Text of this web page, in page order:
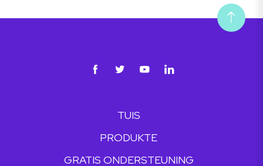
TUIS
PRODUKTE
GRATIS ONDERSTEUNING